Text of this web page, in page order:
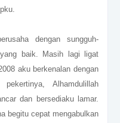
dengan sungguh-
baik. Masih lagi ligat
aku berkenalan dengan
Alhamdulillah
dan bersediaku lamar.
begitu cepat mengabulkan